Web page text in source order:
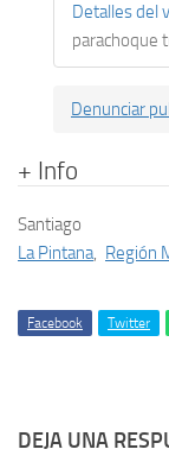
Detalles del
parachoque
Denunciar
+ Info
Santiago
La Pintana, Región
Facebook Twitter
DEJA UNA